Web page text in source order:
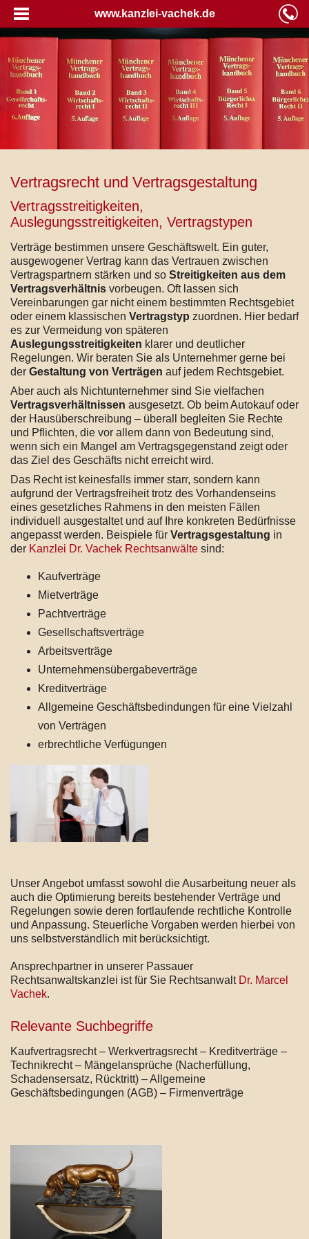
www.kanzlei-vachek.de
Vertragsrecht und Vertragsgestaltung
Vertragsstreitigkeiten,
Auslegungsstreitigkeiten, Vertragstypen
Verträge bestimmen unsere Geschäftswelt. Ein guter,
ausgewogener Vertrag kann das Vertrauen zwischen
Vertragspartnern stärken und so Streitigkeiten aus dem
Vertragsverhältnis vorbeugen. Oft lassen sich
Vereinbarungen gar nicht einem bestimmten Rechtsgebiet
oder einem klassischen Vertragstyp zuordnen. Hier bedarf
es zur Vermeidung von späteren
Auslegungsstreitigkeiten klarer und deutlicher
Regelungen. Wir beraten Sie als Unternehmer gerne bei
der Gestaltung von Verträgen auf jedem Rechtsgebiet.
Aber auch als Nichtunternehmer sind Sie vielfachen
Vertragsverhältnissen ausgesetzt. Ob beim Autokauf oder
der Hausüberschreibung – überall begleiten Sie Rechte
und Pflichten, die vor allem dann von Bedeutung sind,
wenn sich ein Mangel am Vertragsgegenstand zeigt oder
das Ziel des Geschäfts nicht erreicht wird.
Das Recht ist keinesfalls immer starr, sondern kann
aufgrund der Vertragsfreiheit trotz des Vorhandenseins
eines gesetzliches Rahmens in den meisten Fällen
individuell ausgestaltet und auf Ihre konkreten Bedürfnisse
angepasst werden. Beispiele für Vertragsgestaltung in
der Kanzlei Dr. Vachek Rechtsanwälte sind:
Kaufverträge
Mietverträge
Pachtverträge
Gesellschaftsverträge
Arbeitsverträge
Unternehmensübergabeverträge
Kreditverträge
Allgemeine Geschäftsbedindungen für eine Vielzahl
von Verträgen
erbrechtliche Verfügungen
Unser Angebot umfasst sowohl die Ausarbeitung neuer als
auch die Optimierung bereits bestehender Verträge und
Regelungen sowie deren fortlaufende rechtliche Kontrolle
und Anpassung. Steuerliche Vorgaben werden hierbei von
uns selbstverständlich mit berücksichtigt.
Ansprechpartner in unserer Passauer
Rechtsanwaltskanzlei ist für Sie Rechtsanwalt Dr. Marcel
Vachek.
Relevante Suchbegriffe
Kaufvertragsrecht – Werkvertragsrecht – Kreditverträge –
Technikrecht – Mängelansprüche (Nacherfüllung,
Schadensersatz, Rücktritt) – Allgemeine
Geschäftsbedingungen (AGB) – Firmenverträge